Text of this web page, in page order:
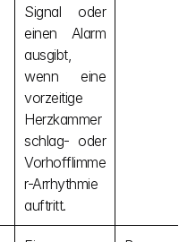
Signal oder
einen Alarm
ausgibt,
wenn eine
vorzeitige
Herzkammer
schlag- oder
Vorhofflimme
r-Arrhythmie
auftritt.